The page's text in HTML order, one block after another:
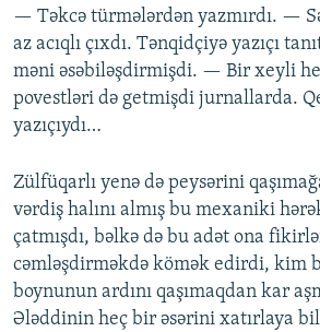
— Təkcə türmələrdən yazmırdı. —
az acıqlı çıxdı. Tənqidçiyə yazıçı
məni əsəbiləşdirmişdi. — Bir xeyli
povestləri də getmişdi jurnallarda.
yazıçıydı…
Zülfüqarlı yenə də peysərini
vərdiş halını almış bu mexaniki
çatmışdı, bəlkə də bu adət ona
cəmləşdirməkdə kömək edirdi, kim
boynunun ardını qaşımaqdan kar
Ələddinin heç bir əsərini xatırlaya